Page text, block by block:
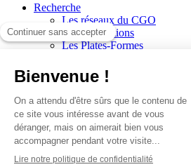
Recherche
Les réseaux du CGO
Les publications
Les Plates-Formes
Les appels à communications
Les appels à projets
La valorisation de la recherche
Jobs/Formations
Actualités
Le blog infos
Les événements